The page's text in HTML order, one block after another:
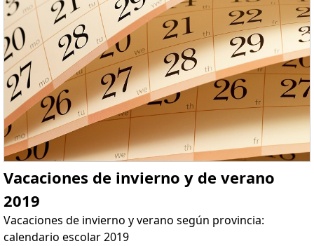
Vacaciones de invierno y de verano
2019
Vacaciones de invierno y verano según provincia:
calendario escolar 2019